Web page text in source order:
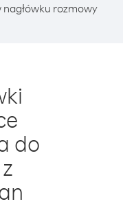
nagłówku rozmowy
do